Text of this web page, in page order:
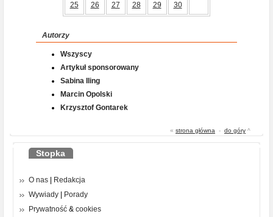
25 26 27 28 29 30
Autorzy
Wszyscy
Artykuł sponsorowany
Sabina Iling
Marcin Opolski
Krzysztof Gontarek
« strona główna - do góry ^
Stopka
O nas
Redakcja
Wywiady
Porady
Prywatność & cookies